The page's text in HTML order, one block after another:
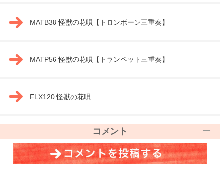
MATB38 怪獣の花唄【トロンボーン三重奏】
MATP56 怪獣の花唄【トランペット三重奏】
FLX120 怪獣の花唄
コメント